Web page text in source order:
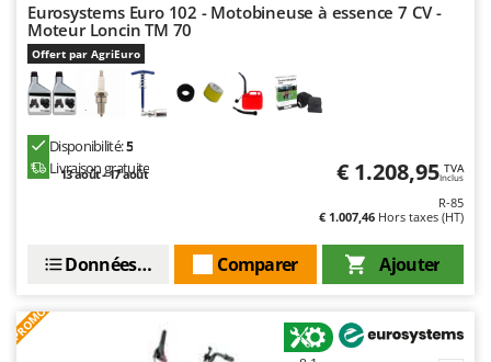
V
Verdemax
Vesco
Volpi
W
Waldner
Wiper EcoRobot
Eurosystems Euro 102 - Motobineuse à essence 7 CV -
Moteur Loncin TM 70
Offert par AgriEuro
Disponibilité:5
Livraison gratuite
13 août - 17 août € 1.208,95 TVA
Inclus
R-85
€ 1.007,46 Hors taxes (HT)
Ajouter
Comparer
Données techniques
PROMO